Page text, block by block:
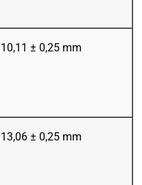
10,11 ± 0,25 mm
13,06 ± 0,25 mm